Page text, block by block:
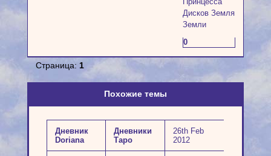
Дисков Земля
Земли
0
Страница: 1
Похожие темы
Дневник
Doriana
Дневники
Таро
26th Feb
2012